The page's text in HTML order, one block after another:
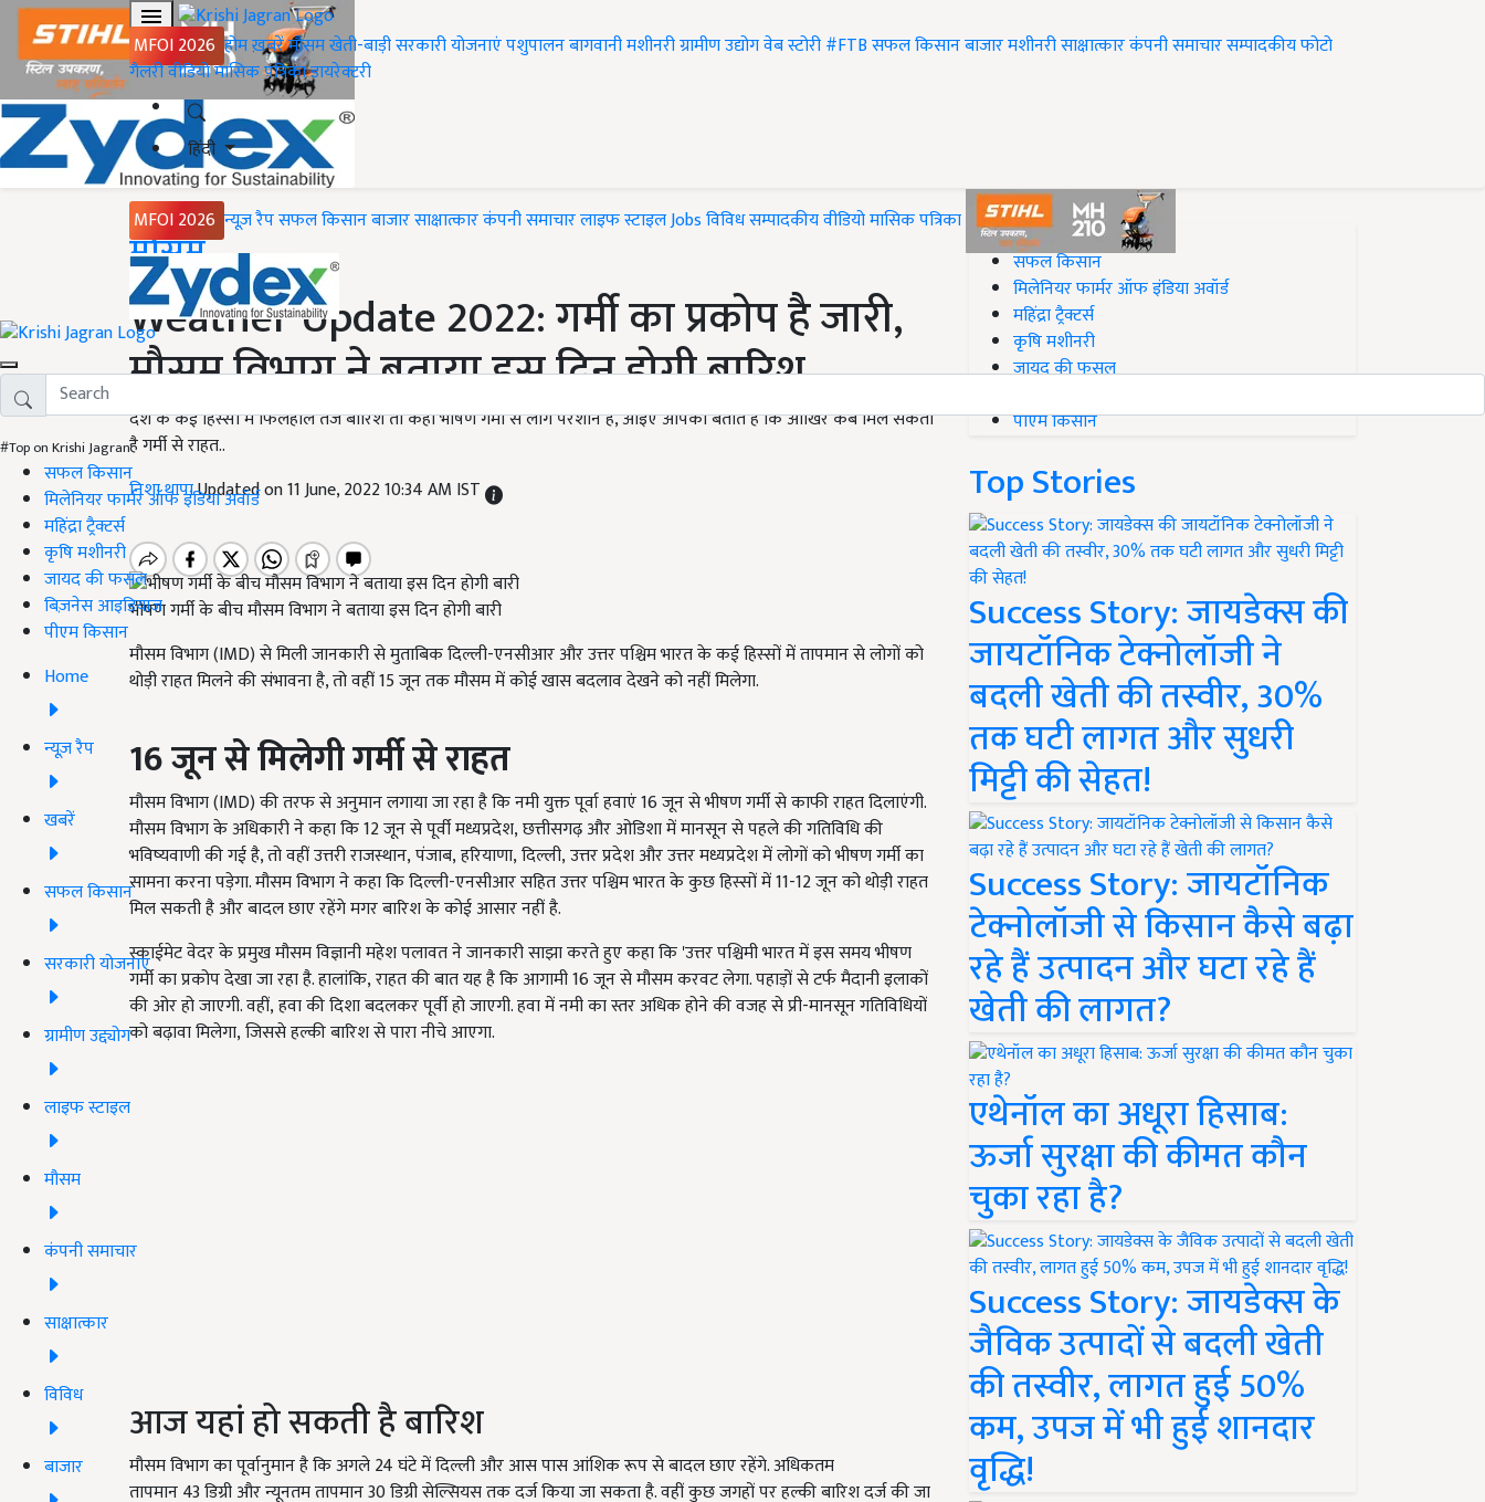
MFOI 2026 होमख़बरेंमौसमखेती-बाड़ीसरकारी योजनाएंपशुपालनबागवानीमशीनरीग्रामीण उद्योगवेब स्टोरी#FTBसफल किसानबाजारमशीनरीसाक्षात्कारकंपनी समाचारसम्पादकीयफोटो
गैलरीवीडियोमासिक पत्रिकाडायरेक्टरी
हिंदी
MFOI 2026 न्यूज़ रैपसफल किसानबाजारसाक्षात्कारकंपनी समाचारलाइफ स्टाइलJobsविविधसम्पादकीयवीडियोमासिक पत्रिका
#Top on Krishi Jagran
सफल किसान
मिलेनियर फार्मर ऑफ इंडिया अवॉर्ड
महिंद्रा ट्रैक्टर्स
कृषि मशीनरी
जायद की फसल
बिज़नेस आइडियाज
पीएम किसान
Home
न्यूज़ रैप
खबरें
सफल किसान
सरकारी योजनाएं
ग्रामीण उद्द्योग
लाइफ स्टाइल
मौसम
कंपनी समाचार
साक्षात्कार
विविध
बाजार
Home
मौसम
Weather Update 2022: गर्मी का प्रकोप है जारी,
मौसम विभाग ने बताया इस दिन होगी बारिश
देश के कई हिस्सों में फिलहाल तेज बारिश तो कहीं भीषण गर्मी से लोग परेशान है, आइए आपको बताते है कि आखिर कब मिल सकती
है गर्मी से राहत..
निशा थापाUpdated on 11 June, 2022 10:34 AM IST
भीषण गर्मी के बीच मौसम विभाग ने बताया इस दिन होगी बारी
मौसम विभाग (IMD)से मिली जानकारी से मुताबिक दिल्ली-एनसीआर और उत्तर पश्चिम भारत के कई हिस्सों में तापमान सेलोगों को
थोड़ी राहत मिलने की संभावना है, तो वहीं 15 जून तक मौसम में कोई खास बदलाव देखने को नहीं मिलेगा.
16 जून से मिलेगी गर्मी से राहत
मौसम विभाग (IMD)की तरफ से अनुमान लगाया जा रहा है कि नमी युक्त पूर्वा हवाएं16जून से भीषण गर्मी से काफी राहत दिलाएंगी.
मौसम विभाग के अधिकारी ने कहा कि12जून से पूर्वी मध्यप्रदेश,छत्तीसगढ़ और ओडिशा मेंमानसूनसे पहले की गतिविधि की
भविष्यवाणी की गई है, तो वहीं उत्तरी राजस्थान,पंजाब,हरियाणा,दिल्ली,उत्तर प्रदेश और उत्तर मध्यप्रदेश में लोगों को भीषण गर्मी का
सामना करना पड़ेगा. मौसम विभाग ने कहा कि दिल्ली-एनसीआर सहित उत्तर पश्चिम भारत के कुछ हिस्सों में11-12जून को थोड़ी राहत
मिल सकती है और बादल छाए रहेंगे मगर बारिश के कोई आसार नहीं है.
स्काईमेट वेदर के प्रमुख मौसम विज्ञानी महेश पलावत ने जानकारी साझा करते हुए कहा कि'उत्तर पश्चिमी भारत में इस समय भीषण
गर्मी का प्रकोप देखा जा रहा है. हालांकि,राहत की बात यह है कि आगामी16जून से मौसम करवट लेगा. पहाड़ों से टर्फ मैदानी इलाकों
की ओर हो जाएगी. वहीं,हवा की दिशा बदलकर पूर्वी हो जाएगी. हवा में नमी का स्तर अधिक होने की वजह से प्री-मानसून गतिविधियों
को बढ़ावा मिलेगा,जिससे हल्की बारिश से पारा नीचे आएगा.
आज यहां हो सकती है बारिश
मौसम विभाग का पूर्वानुमान है कि अगले24घंटे में दिल्ली और आस पास आंशिक रूप से बादल छाए रहेंगे. अधिकतम
तापमान43डिग्री और न्यूनतम तापमान30डिग्री सेल्सियस तक दर्ज किया जा सकता है. वहीं कुछ जगहों पर हल्की बारिश दर्ज की जा
#Top on Krishi Jagran
सफल किसान
मिलेनियर फार्मर ऑफ इंडिया अवॉर्ड
महिंद्रा ट्रैक्टर्स
कृषि मशीनरी
जायद की फसल
पीएम किसान
Top Stories
Success Story: जायडेक्स की
जायटॉनिक टेक्नोलॉजी ने
बदली खेती की तस्वीर, 30%
तक घटी लागत और सुधरी
मिट्टी की सेहत!
Success Story: जायटॉनिक
टेक्नोलॉजी से किसान कैसे बढ़ा
रहे हैं उत्पादन और घटा रहे हैं
खेती की लागत?
एथेनॉल का अधूरा हिसाब:
ऊर्जा सुरक्षा की कीमत कौन
चुका रहा है?
Success Story: जायडेक्स के
जैविक उत्पादों से बदली खेती
की तस्वीर, लागत हुई 50%
कम, उपज में भी हुई शानदार
वृद्धि!